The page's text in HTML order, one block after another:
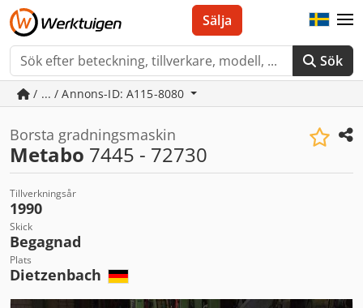
Sök
Sälja
/ ... / Annons-ID: A115-8080
Borsta gradningsmaskin
Metabo 7445 - 72730
Tillverkningsår
1990
Skick
Begagnad
Plats
Dietzenbach